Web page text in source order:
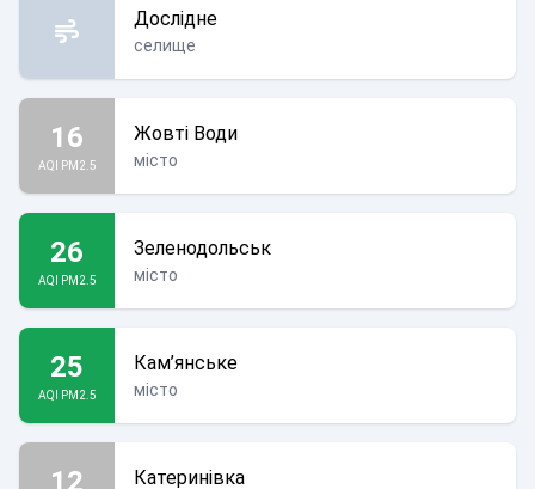
Дослідне
селище
16
AQI PM2.5
Жовті Води
місто
26
AQI PM2.5
Зеленодольськ
місто
25
AQI PM2.5
Кам’янське
місто
12 Катеринівка